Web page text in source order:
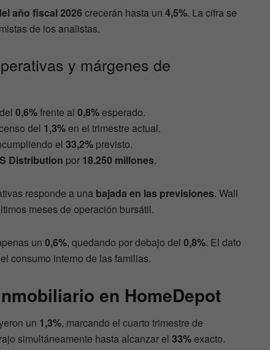
año fiscal 2026 crecerán hasta un 4,5%. La cifra se
de los analistas.
y márgenes de
0,6%frente al 0,8%esperado.
del 1,3%en el trimestre actual.
el 33,2% previsto.
Distribution por 18.250 millones.
responde a una bajada en las previsiones. Wall
meses de operación bursátil.
un 0,6%, quedando por debajo del 0,8%. El dato
consumo interno de las familias.
en HomeDepot
un 1,3%, marcando el cuarto trimestre de
simultáneamente hasta alcanzar el 33%exacto.